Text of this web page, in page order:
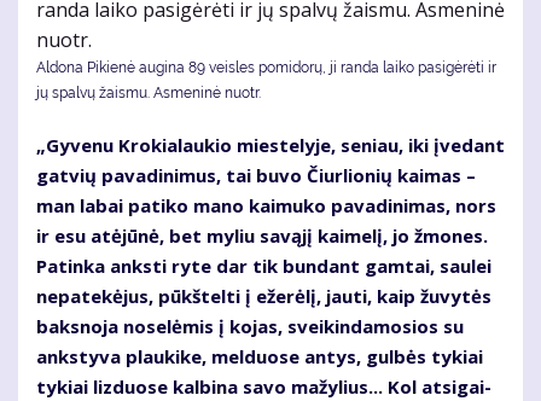
Aldona Pikienė augina 89 veisles pomidorų, ji randa laiko pasigėrėti ir
jų spalvų žaismu. Asmeninė nuotr.
„Gy­ve­nu Kro­kia­lau­kio mies­te­ly­je, se­niau, iki įve­dant
gat­vių pa­va­di­ni­mus, tai bu­vo Čiur­lio­nių kai­mas –
man la­bai pa­ti­ko ma­no kai­mu­ko pa­va­di­ni­mas, nors
ir esu at­ėjū­nė, bet my­liu sa­vą­jį kai­me­lį, jo žmo­nes.
Pa­tin­ka anks­ti ry­te dar tik bun­dant gam­tai, sau­lei
ne­pa­te­kė­jus, pūkš­tel­ti į eže­rė­lį, jau­ti, kaip žu­vy­tės
baks­no­ja no­se­lė­mis į ko­jas, svei­kin­da­mo­sios su
anks­ty­va plau­ki­ke, mel­duo­se an­tys, gul­bės ty­kiai
ty­kiai liz­duo­se kal­bi­na sa­vo ma­žy­lius... Kol at­si­gai­